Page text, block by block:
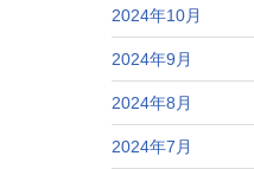
2024年10月
2024年9月
2024年8月
2024年7月